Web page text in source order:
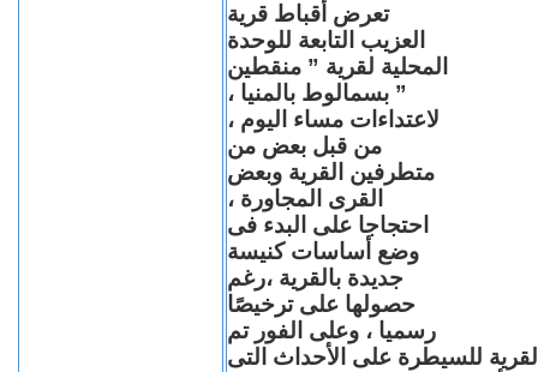
تعرض أقباط قرية
العزيب التابعة للوحدة
المحلية لقرية ” منقطين
” بسمالوط بالمنيا ،
لاعتداءات مساء اليوم ،
من قبل بعض من
متطرفين القرية وبعض
القرى المجاورة ،
احتجاجا على البدء فى
وضع أساسات كنيسة
جديدة بالقرية ،رغم
حصولها على ترخيصًا
رسميا ، وعلى الفور تم
للسيطرة على الأحداث التى